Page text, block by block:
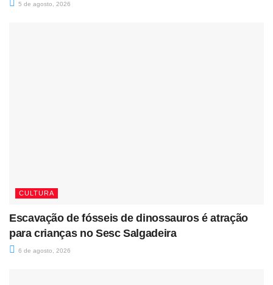
5 de agosto, 2026
CULTURA
Escavação de fósseis de dinossauros é atração
para crianças no Sesc Salgadeira
6 de agosto, 2026